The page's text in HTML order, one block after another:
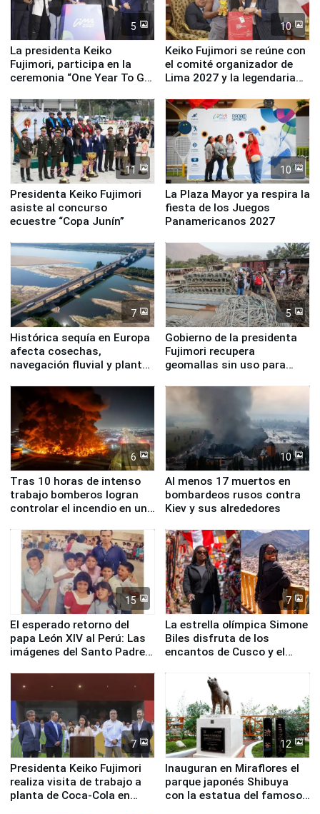
5
La presidenta Keiko
Fujimori, participa en la
ceremonia “One Year To Go
10
Keiko Fujimori se reúne con
el comité organizador de
Lima 2027 y la legendaria
11
Presidenta Keiko Fujimori
asiste al concurso
ecuestre “Copa Junín”
10
La Plaza Mayor ya respira la
fiesta de los Juegos
Panamericanos 2027
7
Histórica sequía en Europa
afecta cosechas,
navegación fluvial y plantas
5
Gobierno de la presidenta
Fujimori recupera
geomallas sin uso para
Fenómeno El Niño
6
Tras 10 horas de intenso
trabajo bomberos logran
controlar el incendio en una
de Chile
10
Al menos 17 muertos en
bombardeos rusos contra
Kiev y sus alrededores
15
El esperado retorno del
papa León XIV al Perú: Las
imágenes del Santo Padre
7
La estrella olímpica Simone
Biles disfruta de los
encantos de Cusco y el
7
Presidenta Keiko Fujimori
realiza visita de trabajo a
planta de Coca-Cola en
12
Inauguran en Miraflores el
parque japonés Shibuya
con la estatua del famoso